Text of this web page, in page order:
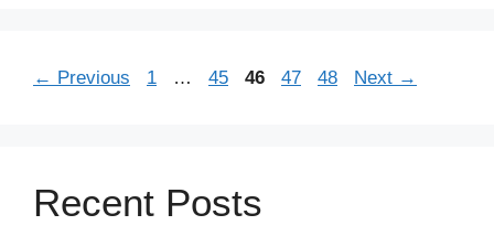
← Previous Page
1 … Page
45 Page
46 Page
47 Page
48 Next →
Recent Posts